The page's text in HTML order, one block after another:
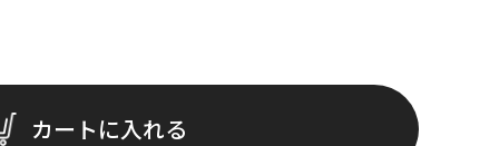
カートに入れる